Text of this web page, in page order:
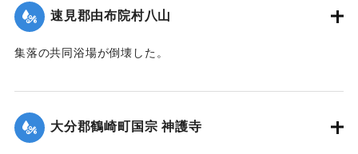
｜固有コード:00474055
速見郡由布院村八山
集落の共同浴場が倒壊した。
｜固有コード:00474056
大分郡鶴崎町国宗 神護寺